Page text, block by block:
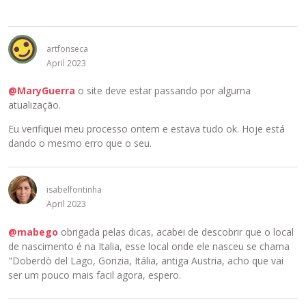
m
t
n
o
i
n
artfonseca
April 2023
@MaryGuerra o site deve estar passando por alguma
atualização.
Eu verifiquei meu processo ontem e estava tudo ok. Hoje está
dando o mesmo erro que o seu.
isabelfontinha
April 2023
@mabego obrigada pelas dicas, acabei de descobrir que o local
de nascimento é na Italia, esse local onde ele nasceu se chama
"Doberdò del Lago, Gorizia, Itália, antiga Austria, acho que vai
ser um pouco mais facil agora, espero.